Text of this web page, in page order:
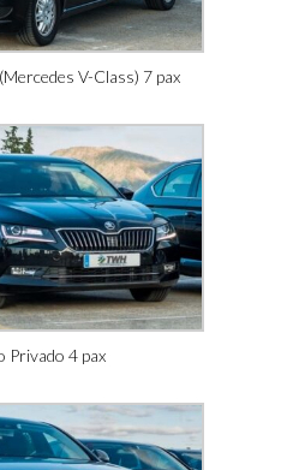
V-Class) 7 pax
Privado 4 pax